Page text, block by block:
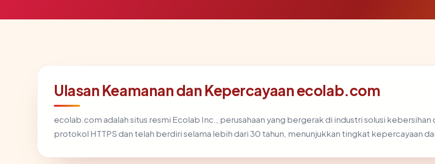
Ulasan Keamanan dan Kepercayaan ecolab.com
ecolab.com adalah situs resmi Ecolab Inc., perusahaan yang bergerak di industri solusi kebersihan
protokol HTTPS dan telah berdiri selama lebih dari 30 tahun, menunjukkan tingkat kepercayaan